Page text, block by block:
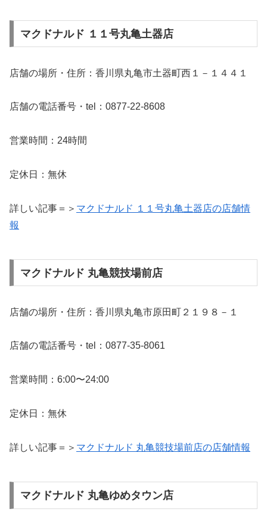
マクドナルド １１号丸亀土器店
店舗の場所・住所：香川県丸亀市土器町西１－１４４１
店舗の電話番号・tel：0877-22-8608
営業時間：24時間
定休日：無休
詳しい記事＝＞ マクドナルド １１号丸亀土器店の店舗情
報
マクドナルド 丸亀競技場前店
店舗の場所・住所：香川県丸亀市原田町２１９８－１
店舗の電話番号・tel：0877-35-8061
営業時間：6:00〜24:00
定休日：無休
詳しい記事＝＞ マクドナルド 丸亀競技場前店の店舗情報
マクドナルド 丸亀ゆめタウン店